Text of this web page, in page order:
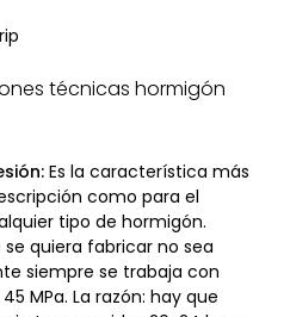
técnicas hormigón
Es la característica más
como para el
tipo de hormigón.
quiera fabricar no sea
siempre se trabaja con
MPa. La razón: hay que